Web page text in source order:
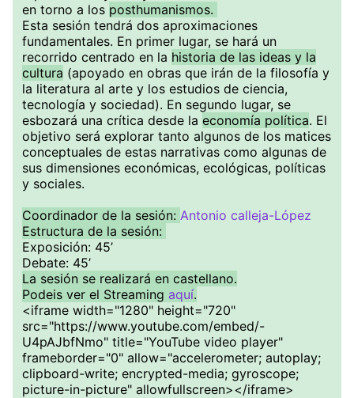
en torno a los posthumanismos.
Esta sesión tendrá dos aproximaciones
fundamentales. En primer lugar, se hará un
recorrido centrado en la historia de las ideas y la
cultura (apoyado en obras que irán de la filosofía y
la literatura al arte y los estudios de ciencia,
tecnología y sociedad). En segundo lugar, se
esbozará una crítica desde la economía política. El
objetivo será explorar tanto algunos de los matices
conceptuales de estas narrativas como algunas de
sus dimensiones económicas, ecológicas, políticas
y sociales.
Coordinador de la sesión: Antonio calleja-López
Estructura de la sesión:
Exposición: 45’
Debate: 45’
La sesión se real izará en castellano.
Podeis ver el Streaming aquí.
<iframe width="1280" height="720"
src="https://www.youtube.com/embed/-
U4pAJbfNmo" title="YouTube video player"
frameborder="0" allow="accelerometer; autoplay;
clipboard-write; encrypted-media; gyroscope;
picture-in-picture" allowfullscreen></iframe>